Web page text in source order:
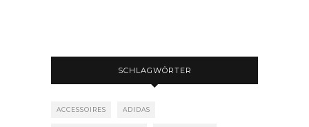
SCHLAGWÖRTER
ACCESSOIRES ADIDAS